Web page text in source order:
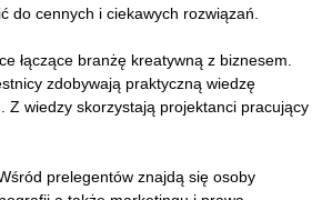
do cennych i ciekawych rozwiązań.
łączące branżę kreatywną z biznesem.
zdobywają praktyczną wiedzę
Z wiedzy skorzystają projektanci pracujący
Wśród prelegentów znajdą się osoby